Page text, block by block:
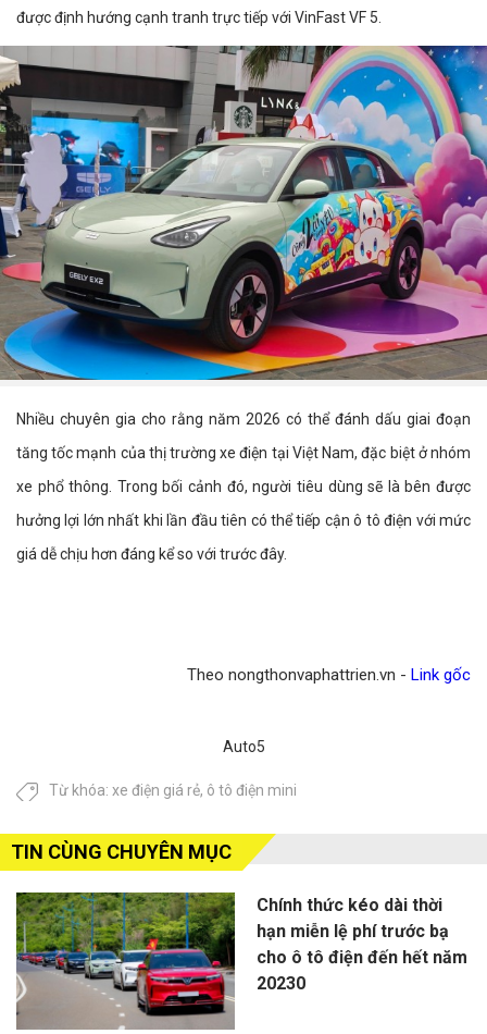
được định hướng cạnh tranh trực tiếp với VinFast VF 5.
Nhiều chuyên gia cho rằng năm 2026 có thể đánh dấu giai đoạn
tăng tốc mạnh của thị trường xe điện tại Việt Nam, đặc biệt ở nhóm
xe phổ thông. Trong bối cảnh đó, người tiêu dùng sẽ là bên được
hưởng lợi lớn nhất khi lần đầu tiên có thể tiếp cận ô tô điện với mức
giá dễ chịu hơn đáng kể so với trước đây.
Theo nongthonvaphattrien.vn - Link gốc
Auto5
Từ khóa: xe điện giá rẻ, ô tô điện mini
TIN CÙNG CHUYÊN MỤC
Chính thức kéo dài thời
hạn miễn lệ phí trước bạ
cho ô tô điện đến hết năm
20230